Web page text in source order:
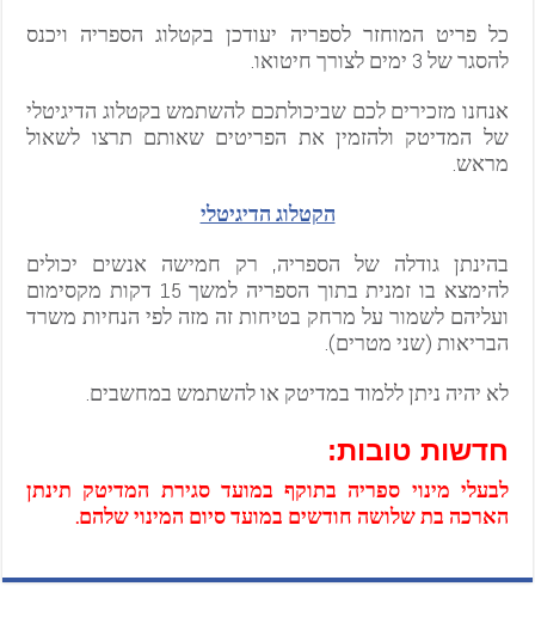
כל פריט המוחזר לספריה יעודכן בקטלוג הספריה ויכנס
להסגר של 3 ימים לצורך חיטואו.
אנחנו מזכירים לכם שביכולתכם להשתמש בקטלוג הדיגיטלי
של המדיטק ולהזמין את הפריטים שאותם תרצו לשאול
מראש.
הקטלוג הדיגיטלי
בהינתן גודלה של הספריה, רק חמישה אנשים יכולים
להימצא בו זמנית בתוך הספריה למשך 15 דקות מקסימום
ועליהם לשמור על מרחק בטיחות זה מזה לפי הנחיות משרד
הבריאות (שני מטרים).
לא יהיה ניתן ללמוד במדיטק או להשתמש במחשבים.
חדשות טובות:
לבעלי מינוי ספריה בתוקף במועד סגירת המדיטק תינתן
הארכה בת שלושה חודשים במועד סיום המינוי שלהם.